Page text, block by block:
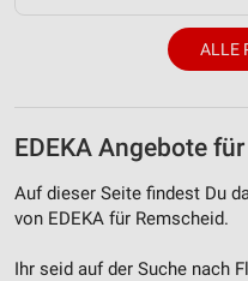
ALLE
EDEKA Angebote
Auf dieser Seite findest Du
von EDEKA für Remscheid.
Ihr seid auf der Suche nach